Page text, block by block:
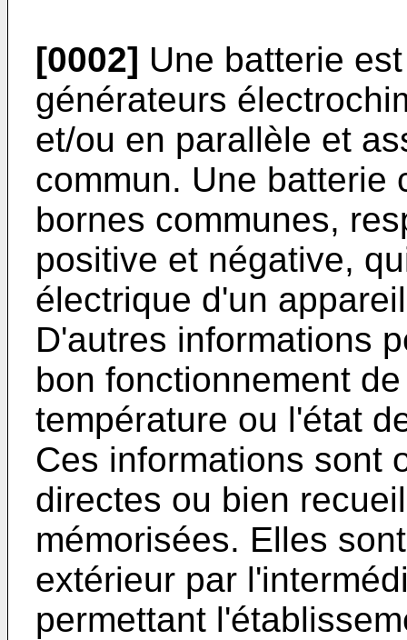
[0002] Une batterie
générateurs
et/ou en parallèle et
commun. Une batterie
bornes communes,
positive et négative,
électrique d'un
D'autres informations
bon fonctionnement
température ou l'état
Ces informations sont
directes ou bien
mémorisées. Elles
extérieur par
permettant